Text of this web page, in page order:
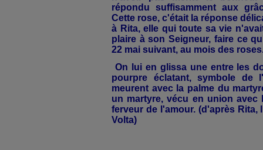
répondu suffisamment aux
Cette rose, c'était la réponse
à Rita, elle qui toute sa vie
plaire à son Seigneur, faire ce
22 mai suivant, au mois des
On lui en glissa une entre les
pourpre éclatant, symbole de
meurent avec la palme du
un martyre, vécu en union avec
ferveur de l'amour. (d'après Rita,
Volta)